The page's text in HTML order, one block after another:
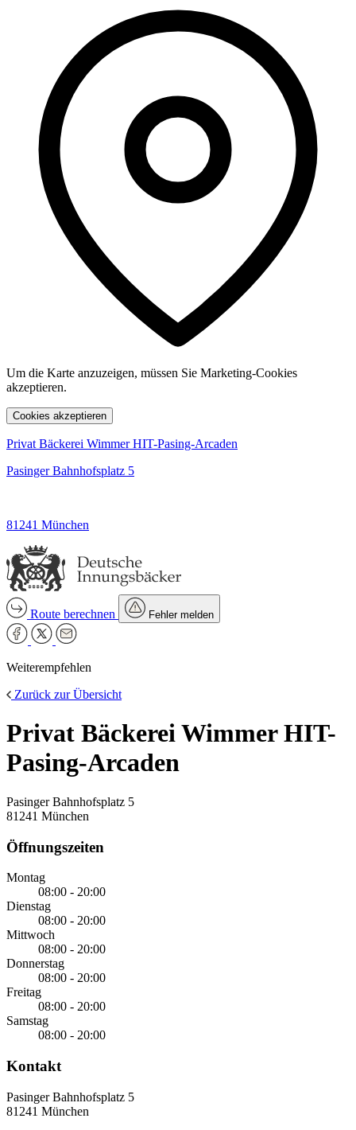
Um die Karte anzuzeigen, müssen Sie Marketing-Cookies
akzeptieren.
Cookies akzeptieren
Privat Bäckerei Wimmer HIT-Pasing-Arcaden
Pasinger Bahnhofsplatz 5
81241 München
Route berechnen Fehler melden
Weiterempfehlen
Zurück zur Übersicht
Privat Bäckerei Wimmer HIT-
Pasing-Arcaden
Pasinger Bahnhofsplatz 5
81241 München
Öffnungszeiten
Montag
08:00 - 20:00
Dienstag
08:00 - 20:00
Mittwoch
08:00 - 20:00
Donnerstag
08:00 - 20:00
Freitag
08:00 - 20:00
Samstag
08:00 - 20:00
Kontakt
Pasinger Bahnhofsplatz 5
81241 München